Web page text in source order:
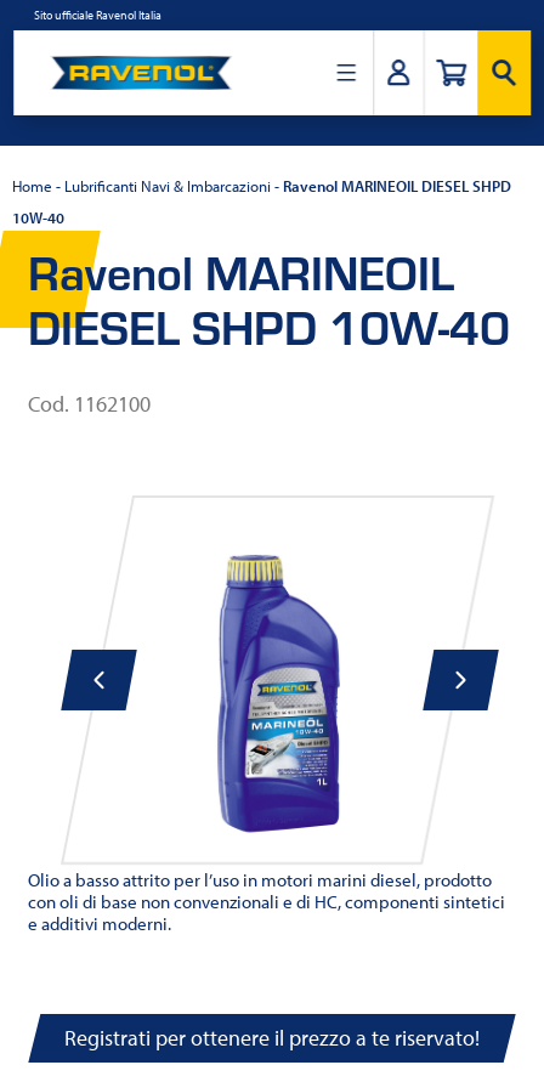
Salta
contenuto
Sito ufficiale Ravenol Italia
Ravenol
Home - Lubrificanti Navi & Imbarcazioni- Ravenol MARINEOIL DIESEL SHPD
10W-40
Ravenol MARINEOIL
DIESEL SHPD 10W-40
Cod. 1162100
Olio a basso attrito per l’uso in motori marini diesel, prodotto
con oli di base non convenzionali e di HC, componenti sintetici
e additivi moderni.
Registrati per ottenere il prezzo a te riservato!